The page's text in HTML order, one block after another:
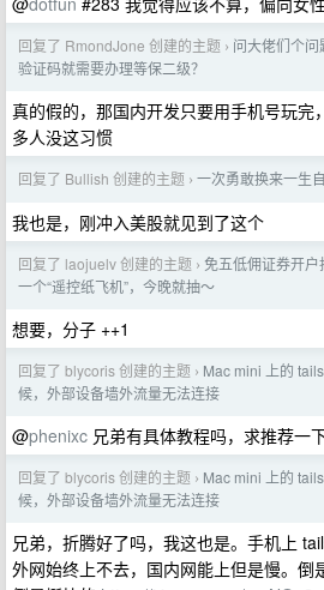
回复了 RmondJone 创建的主题 › 问大佬们个
验证码就需要办理等保二级？
真的假的，那国内开发只要用手机号玩完
多人没这习惯
回复了 Bullish 创建的主题 › 一次勇敢换来一生
我也是，刚冲入美股就见到了这个
回复了 laojuelv 创建的主题 › 免五低佣证券开
一个“遥控纸飞机”，今晚就抽～
想要，分子 ++1
回复了 blycoris 创建的主题 › Mac mini 上的
候，外部设备墙外流量无法连接
@phenixc 兄弟有具体教程吗，求推荐一
回复了 blycoris 创建的主题 › Mac mini 上的
候，外部设备墙外流量无法连接
兄弟，折腾好了吗，我这也是。手机上
外网始终上不去，国内网能上但是慢。倒